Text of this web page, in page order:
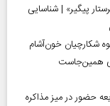
پیگیر» | شناسایی
همین‌جاست
حضور در میز مذاکره